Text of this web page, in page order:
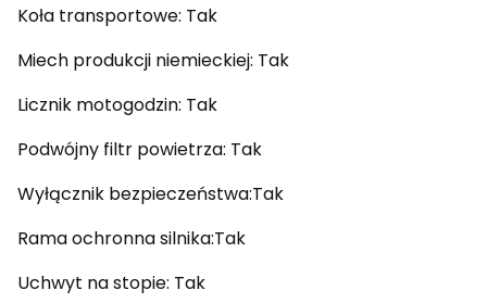
Koła transportowe: Tak
Miech produkcji niemieckiej: Tak
Licznik motogodzin: Tak
Podwójny filtr powietrza: Tak
Wyłącznik bezpieczeństwa:Tak
Rama ochronna silnika:Tak
Uchwyt na stopie: Tak